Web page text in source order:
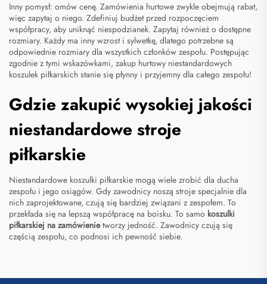
Inny pomysł: omów cenę. Zamówienia hurtowe zwykle obejmują rabat,
więc zapytaj o niego. Zdefiniuj budżet przed rozpoczęciem
współpracy, aby uniknąć niespodzianek. Zapytaj również o dostępne
rozmiary. Każdy ma inny wzrost i sylwetkę, dlatego potrzebne są
odpowiednie rozmiary dla wszystkich członków zespołu. Postępując
zgodnie z tymi wskazówkami, zakup hurtowy niestandardowych
koszulek piłkarskich stanie się płynny i przyjemny dla całego zespołu!
Gdzie zakupić wysokiej jakości
niestandardowe stroje
piłkarskie
Niestandardowe koszulki piłkarskie mogą wiele zrobić dla ducha
zespołu i jego osiągów. Gdy zawodnicy noszą stroje specjalnie dla
nich zaprojektowane, czują się bardziej związani z zespołem. To
przekłada się na lepszą współpracę na boisku. To samo koszulki
piłkarskiej na zamówienietworzy jedność. Zawodnicy czują się
częścią zespołu, co podnosi ich pewność siebie.